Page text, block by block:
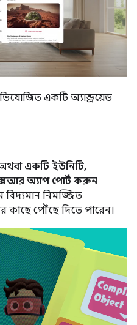
একটি অ্যান্ড্রয়েড
একটি ইউনিটি,
অ্যাপ পোর্ট করুন
নিমজ্জিত
কাছে পৌঁছে দিতে পারেন।